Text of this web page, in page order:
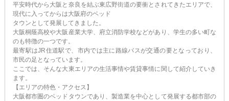
平安時代から大阪と奈良を結ぶ東広野街道の要衝とされてきたエリアで、
現代に入ってからは大阪府のベッド
タウンとして発展してきました。
大阪桐蔭高校や大阪産業大学、府立消防学校などがあり、学生の多い町な
のも特徴の一つです。
最寄駅はJR住道駅で、市内では主に路線バスが交通の要となっており、
市民の足となっています。
ここでは、そんな大東エリアの生活事情や賃貸事情に関して紹介していき
ます。
【エリアの特色・アクセス】
大阪都市圏のベッドタウンであり、製造業を中心として発展する都市部の